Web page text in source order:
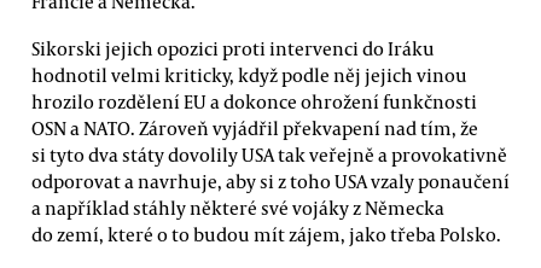
Sikorski jejich opozici proti intervenci do Iráku
hodnotil velmi kriticky, když podle něj jejich vinou
hrozilo rozdělení EU a dokonce ohrožení funkčnosti
OSN a NATO. Zároveň vyjádřil překvapení nad tím, že
si tyto dva státy dovolily USA tak veřejně a provokativně
odporovat a navrhuje, aby si z toho USA vzaly ponaučení
a například stáhly některé své vojáky z Německa
do zemí, které o to budou mít zájem, jako třeba Polsko.